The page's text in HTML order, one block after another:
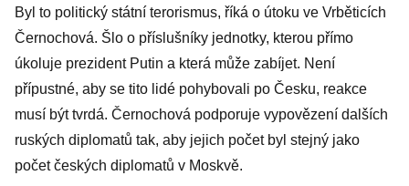
Byl to politický státní terorismus, říká o útoku ve Vrběticích
Černochová. Šlo o příslušníky jednotky, kterou přímo
úkoluje prezident Putin a která může zabíjet. Není
přípustné, aby se tito lidé pohybovali po Česku, reakce
musí být tvrdá. Černochová podporuje vypovězení dalších
ruských diplomatů tak, aby jejich počet byl stejný jako
počet českých diplomatů v Moskvě.